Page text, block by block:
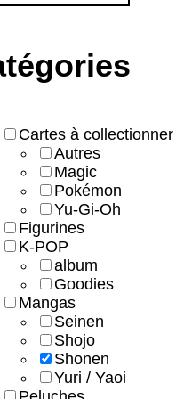
Cartes à collectionner
Autres
Magic
Pokémon
Yu-Gi-Oh
Figurines
K-POP
album
Goodies
Mangas
Seinen
Shojo
Shonen
Yuri / Yaoi